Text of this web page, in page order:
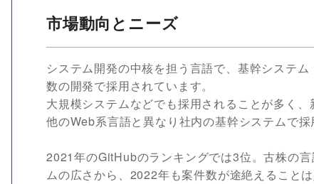
市場動向とニーズ
システム開発の中核を担う言語で、基幹システ
数の開発で採用されています。
大規模システムなどでも採用されることが多く
他のWeb系言語と異なり社内の基幹システムで
2021年のGitHubのランキングでは3位。古株の
ムの広さから、2022年も案件数が途絶えることは